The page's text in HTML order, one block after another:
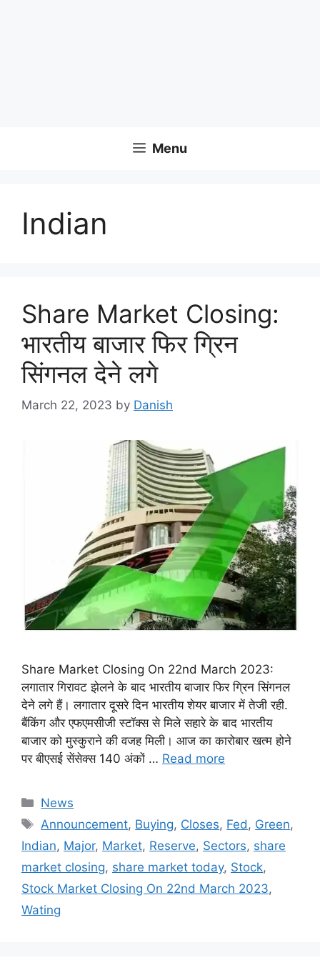
Menu
Indian
Share Market Closing:
भारतीय बाजार फिर ग्रिन
सिंगनल देने लगे
March 22, 2023 by Danish
Share Market Closing On 22nd March 2023:
लगातार गिरावट झेलने के बाद भारतीय बाजार फिर ग्रिन सिंगनल
देने लगे हैं। लगातार दूसरे दिन भारतीय शेयर बाजार में तेजी रही.
बैंकिंग और एफएमसीजी स्टॉक्स से मिले सहारे के बाद भारतीय
बाजार को मुस्कुराने की वजह मिली। आज का कारोबार खत्म होने
पर बीएसई सेंसेक्स 140 अंकों … Read more
Categories
News
Tags
Announcement, Buying, Closes, Fed, Green,
Indian, Major, Market, Reserve, Sectors, share
market closing, share market today, Stock,
Stock Market Closing On 22nd March 2023,
Wating